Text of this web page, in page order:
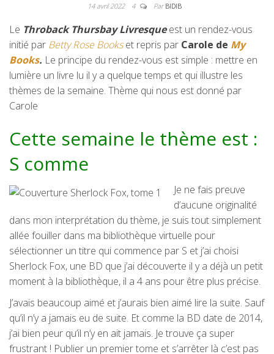
14 avril 2022 4 ParBIDIB
Le Throback Thursbay Livresqueest un rendez-vous
initié par Betty Rose Books et repris par Carole de My
Books. Le principe du rendez-vous est simple : mettre en
lumière un livre lu il y a quelque temps et qui illustre les
thèmes de la semaine. Thème qui nous est donné par
Carole
Cette semaine le thème est :
S comme
Je ne fais preuve
d’aucune originalité
dans mon interprétation du thème, je suis tout simplement
allée fouiller dans ma bibliothèque virtuelle pour
sélectionner un titre qui commence par S et j’ai choisi
Sherlock Fox, une BD que j’ai découverte il y a déjà un petit
moment à la bibliothèque, il a 4 ans pour être plus précise.
J’avais beaucoup aimé et j’aurais bien aimé lire la suite. Sauf
qu’il n’y a jamais eu de suite. Et comme la BD date de 2014,
j’ai bien peur qu’il n’y en ait jamais. Je trouve ça super
frustrant ! Publier un premier tome et s’arrêter là c’est pas